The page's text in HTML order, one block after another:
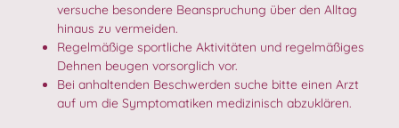
versuche besondere Beanspruchung über den Alltag
hinaus zu vermeiden.
Regelmäßige sportliche Aktivitäten und regelmäßiges
Dehnen beugen vorsorglich vor.
Bei anhaltenden Beschwerden suche bitte einen Arzt
auf um die Symptomatiken medizinisch abzuklären.